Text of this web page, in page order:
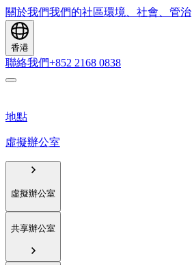
關於我們我們的社區環境、社會、管治
香港
聯絡我們+852 2168 0838
地點
虛擬辦公室
虛擬辦公室
共享辦公室